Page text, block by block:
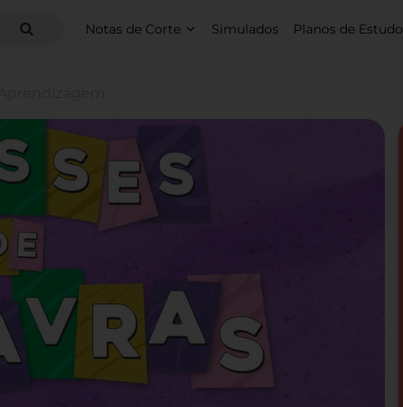
Notas de Corte Simulados Planos de Estudo